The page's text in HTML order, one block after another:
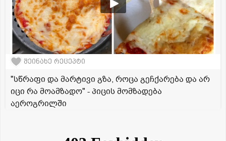
შეინახე რეცეპტი
"სწრაფი და მარტივი გზა, როცა გეჩქარება და არ
იცი რა მოამზადო" - პიცის მომზადება
აეროგრილში